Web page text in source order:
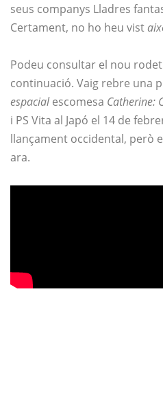
seus companys Lladres
Certament, no ho heu vist
Podeu consultar el nou
continuació. Vaig rebre una
espacialescomesa Catherine:
i PS Vita al Japó el 14 de
llançament occidental, però
ara.